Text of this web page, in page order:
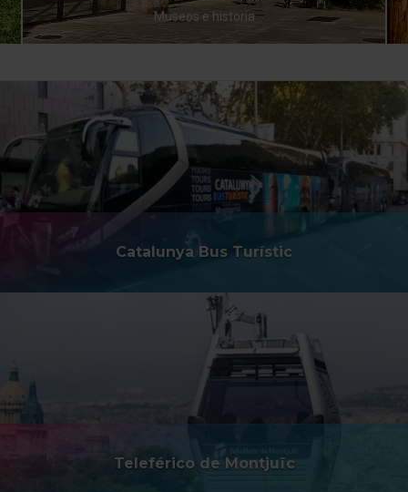
Museos e historia
Catalunya Bus Turístic
Teleférico de Montjuïc